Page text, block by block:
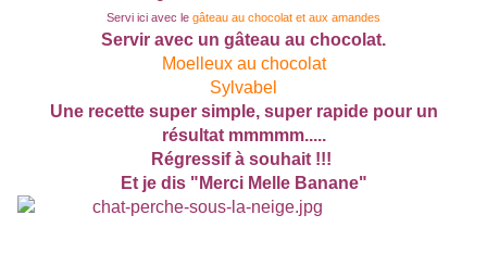
Servi ici avec le gâteau au chocolat et aux amandes
Servir avec un gâteau au chocolat.
Moelleux au chocolat
Sylvabel
Une recette super simple, super rapide pour un
résultat mmmmm.....
Régressif à souhait !!!
Et je dis "Merci Melle Banane"